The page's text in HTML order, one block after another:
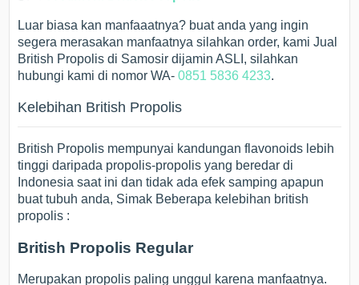
Luar biasa kan manfaaatnya? buat anda yang ingin
segera merasakan manfaatnya silahkan order, kami Jual
British Propolis di Samosir dijamin ASLI, silahkan
hubungi kami di nomor WA-0851 5836 4233.
Kelebihan British Propolis
British Propolis mempunyai kandungan flavonoids lebih
tinggi daripada propolis-propolis yang beredar di
Indonesia saat ini dan tidak ada efek samping apapun
buat tubuh anda, Simak Beberapa kelebihan british
propolis :
British Propolis Regular
Merupakan propolis paling unggul karena manfaatnya.